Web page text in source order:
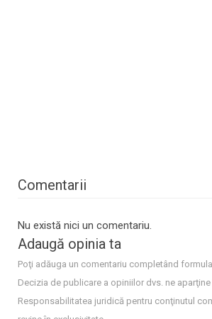
Comentarii
Nu există nici un comentariu.
Adaugă opinia ta
Poţi adăuga un comentariu completând
Decizia de publicare a opiniilor dvs. ne
Responsabilitatea juridică pentru conţinutul